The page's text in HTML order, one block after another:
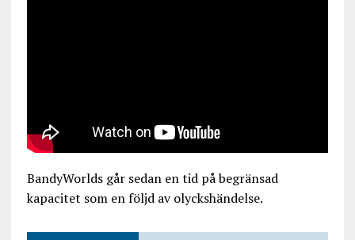
BandyWorlds går sedan en tid på begränsad
kapacitet som en följd av olyckshändelse.